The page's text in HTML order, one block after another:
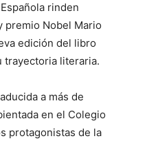
rinden
premio Nobel Mario
edición del libro
trayectoria literaria.
a más de
en el Colegio
protagonistas de la